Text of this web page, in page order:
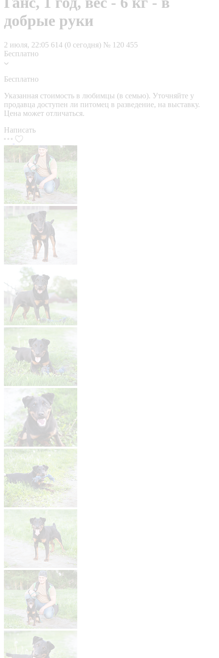
добрые руки
2 июля, 22:05 614 (0 сегодня) № 120 455
Бесплатно
Бесплатно
Указанная стоимость в любимцы (в семью). Уточняйте у
продавца доступен ли питомец в разведение, на выставку.
Цена может отличаться.
Написать